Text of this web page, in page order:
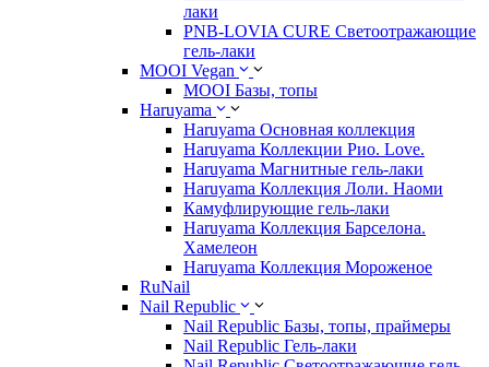
лаки
PNB-LOVIA CURE Cветоотражающие
гель-лаки
MOOI Vegan
MOOI Базы, топы
Haruyama
Haruyama Основная коллекция
Haruyama Коллекции Рио. Love.
Haruyama Магнитные гель-лаки
Haruyama Коллекция Лоли. Наоми
Камуфлирующие гель-лаки
Haruyama Коллекция Барселона.
Хамелеон
Haruyama Коллекция Мороженое
RuNail
Nail Republic
Nail Republic Базы, топы, праймеры
Nail Republic Гель-лаки